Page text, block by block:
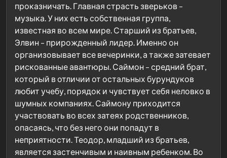
проказничать. Главная страсть зверьков –
музыка. У них есть собственная группа,
известная во всем мире. Старший из братьев,
Элвин – прирожденный лидер. Именно он
организовывает все вечеринки, а также затевает
рискованные авантюры. Саймон – средний брат,
который в отличии от остальных бурундуков
любит учебу, порядок и чувствует себя неловко в
шумных компаниях. Саймону приходится
участвовать во всех затеях родственников,
опасаясь, что без него они попадут в
неприятности. Теодор, младший из братьев,
является застенчивым и наивным ребенком. Во